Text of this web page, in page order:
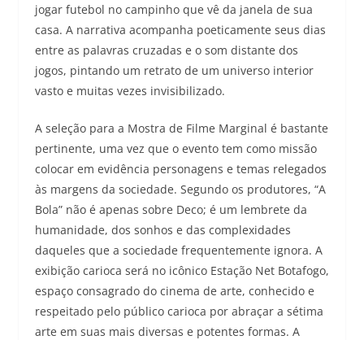
jogar futebol no campinho que vê da janela de sua
casa. A narrativa acompanha poeticamente seus dias
entre as palavras cruzadas e o som distante dos
jogos, pintando um retrato de um universo interior
vasto e muitas vezes invisibilizado.
A seleção para a Mostra de Filme Marginal é bastante
pertinente, uma vez que o evento tem como missão
colocar em evidência personagens e temas relegados
às margens da sociedade. Segundo os produtores, “A
Bola” não é apenas sobre Deco; é um lembrete da
humanidade, dos sonhos e das complexidades
daqueles que a sociedade frequentemente ignora. A
exibição carioca será no icônico Estação Net Botafogo,
espaço consagrado do cinema de arte, conhecido e
respeitado pelo público carioca por abraçar a sétima
arte em suas mais diversas e potentes formas. A